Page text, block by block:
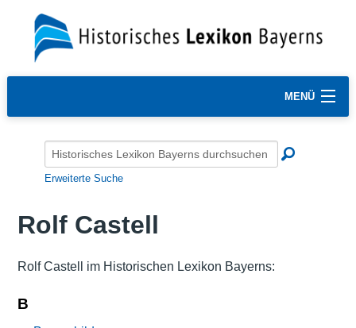
MENÜ
Erweiterte Suche
Rolf Castell
Rolf Castell im Historischen Lexikon Bayerns:
B